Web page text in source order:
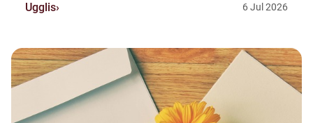
Ugglis 6Jul 2026